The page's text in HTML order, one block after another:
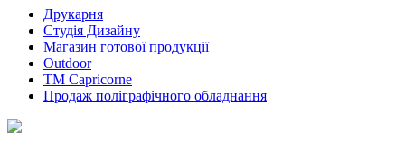
Друкарня
Студія Дизайну
Магазин готової продукції
Outdoor
TM Capricorne
Продаж поліграфічного обладнання